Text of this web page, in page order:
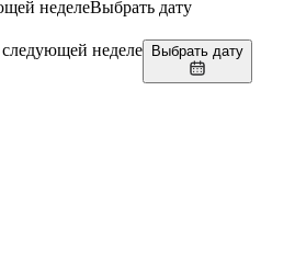
неделеВыбрать дату
неделе Выбрать дату